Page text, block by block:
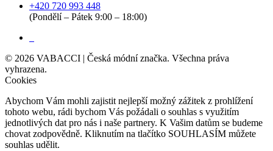
+420 720 993 448
(Pondělí – Pátek 9:00 – 18:00)
© 2026 VABACCI | Česká módní značka. Všechna práva
vyhrazena.
Cookies
Abychom Vám mohli zajistit nejlepší možný zážitek z prohlížení
tohoto webu, rádi bychom Vás požádali o souhlas s využitím
jednotlivých dat pro nás i naše partnery. K Vašim datům se budeme
chovat zodpovědně. Kliknutím na tlačítko SOUHLASÍM můžete
souhlas udělit.